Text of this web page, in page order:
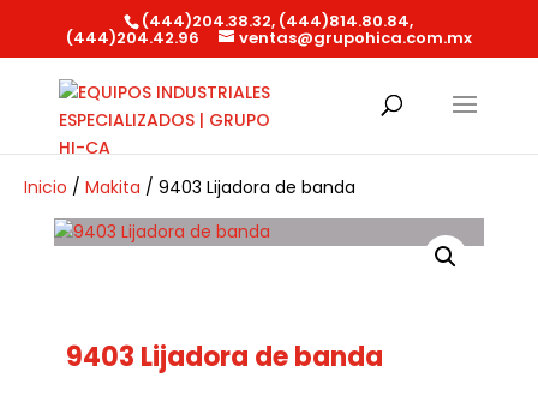
(444)204.38.32, (444)814.80.84,
(444)204.42.96 ventas@grupohica.com.mx
Inicio / Makita / 9403 Lijadora de banda
9403 Lijadora de banda